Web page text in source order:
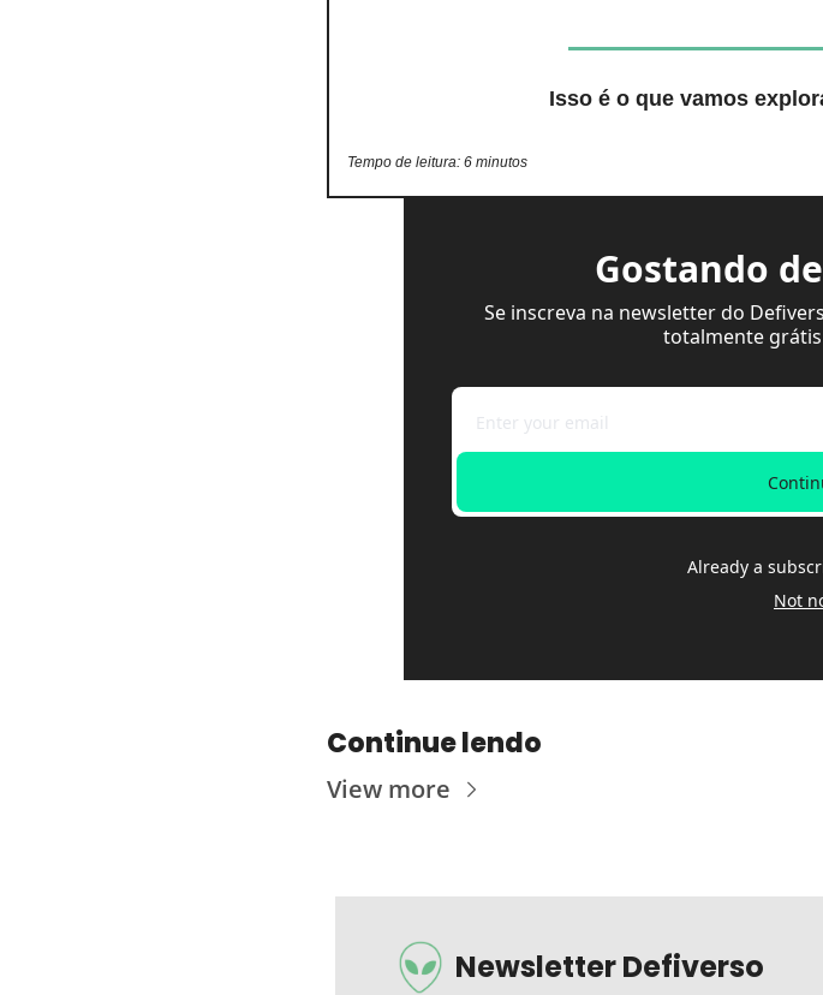
Isso é o que vamos
Tempo de leitura: 6 minutos
Gostando
Se inscreva na newsletter do
totalmente
Already a
Not
Continue lendo
View more
Newsletter Defiverso